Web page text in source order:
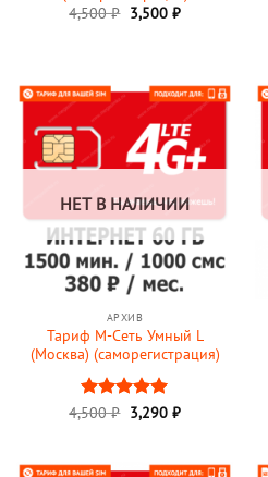
4,500₽ Первоначальная
цена
3,500 ₽Текущая
НЕТ В НАЛИЧИИ
АРХИВ
Тариф М-Сеть Умный L
(Москва) (саморегистрация)
Оценка5
4,500₽ Первоначальная
цена
3,290 ₽Текущая